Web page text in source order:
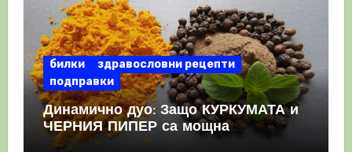
билки
здравословни рецепти
подправки
Динамично дуо: Защо КУРКУМАТА и
ЧЕРНИЯ ПИПЕР са мощна
комбинация